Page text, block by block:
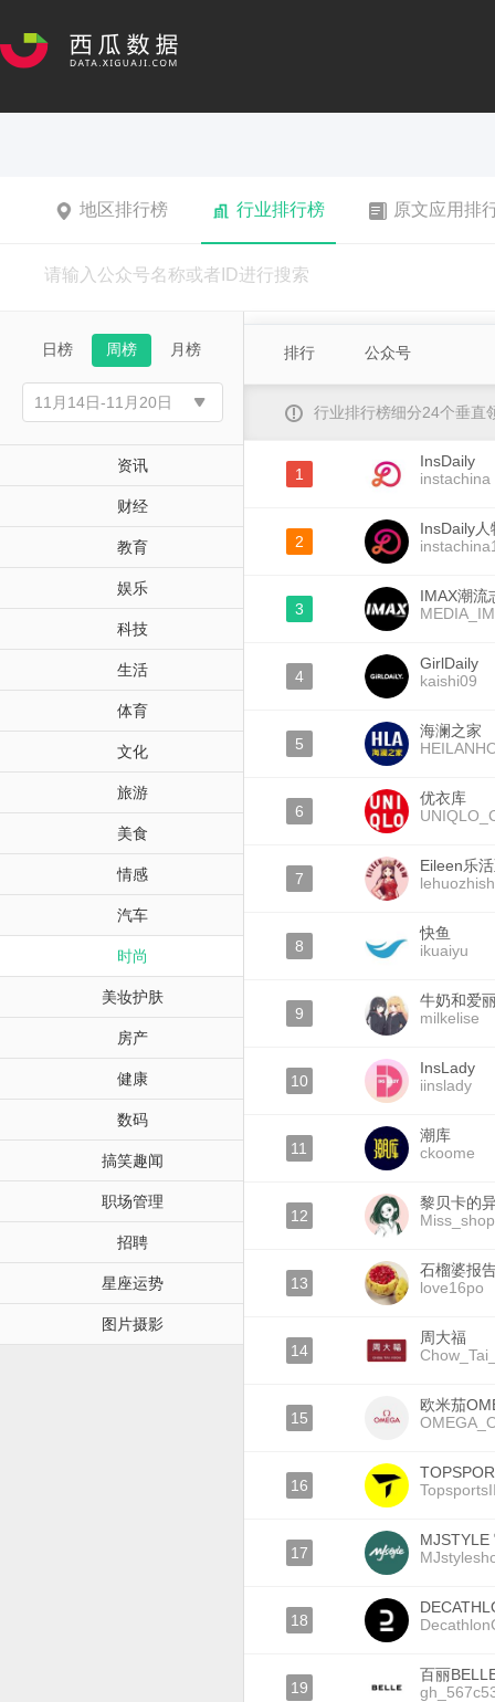
地区排行榜 行业排行榜 原文应用排
日榜 周榜 月榜
资讯
财经
教育
娱乐
科技
生活
体育
文化
旅游
美食
情感
汽车
时尚
美妆护肤
房产
健康
数码
搞笑趣闻
职场管理
招聘
星座运势
图片摄影
排行 公众号
行业排行榜细分24个垂直
1
InsDaily
instachina
2
InsDaily人
3
IMAX潮流
4
GirlDaily
kaishi09
5
海澜之家
6
优衣库
7
Eileen乐
8
快鱼
ikuaiyu
9
牛奶和爱
milkelise
10
InsLady
iinslady
11
潮库
ckoome
12
黎贝卡的
13
石榴婆报
love16po
14
周大福
15
欧米茄
16
17
MJSTYLE
18
19
百丽